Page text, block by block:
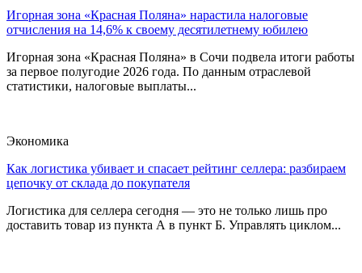
Игорная зона «Красная Поляна» нарастила налоговые
отчисления на 14,6% к своему десятилетнему юбилею
Игорная зона «Красная Поляна» в Сочи подвела итоги работы
за первое полугодие 2026 года. По данным отраслевой
статистики, налоговые выплаты...
Экономика
Как логистика убивает и спасает рейтинг селлера: разбираем
цепочку от склада до покупателя
Логистика для селлера сегодня — это не только лишь про
доставить товар из пункта А в пункт Б. Управлять циклом...